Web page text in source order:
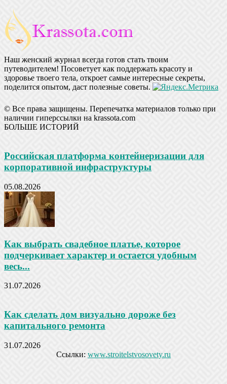
Наш женский журнал всегда готов стать твоим
путеводителем! Посоветует как поддержать красоту и
здоровье твоего тела, откроет самые интересные секреты,
поделится опытом, даст полезные советы.
© Все права защищены. Перепечатка материалов только при
наличии гиперссылки на krassota.com
БОЛЬШЕ ИСТОРИЙ
Российская платформа контейнеризации для
корпоративной инфраструктуры
05.08.2026
Как выбрать свадебное платье, которое
подчеркивает характер и остается удобным
весь...
31.07.2026
Как сделать дом визуально дороже без
капитального ремонта
31.07.2026
Ссылки: www.stroitelstvosovety.ru